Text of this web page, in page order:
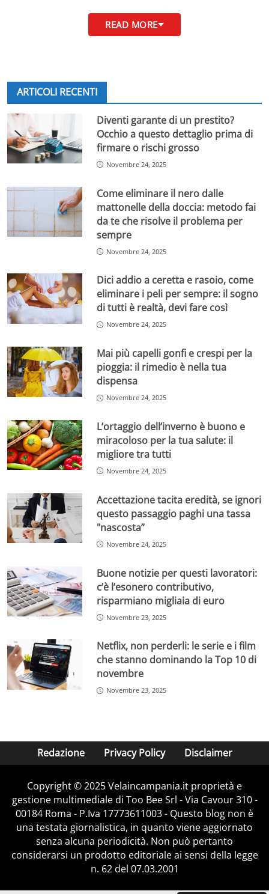
La tredicesima mensilità viene tradizionalmente
, poco prima delle festività
natalizie, per sostenere i consumi legati a regali, viaggi e
primo dicembre insieme al cedolino pensionistico.
Introdotta per la prima volta nel 1937 con il rinnovo del
CCNL degli impiegati dell’industria, la tredicesima è
diventata obbligatoria per tutti i lavoratori subordinati
con il Decreto Presidenziale n. 1070/1960. Da allora,
spetta a tutti i dipendenti
, indipendentemente dalla
indeterminato, full-time o part-time – nonché ai
pensionati e ai beneficiari di assegni sociali.
Come si calcola la tredicesima? – velaincampania.it
Il calcolo della tredicesima non corrisponde
semplicemente a uno stipendio mensile aggiuntivo.
L’importo si determina accumulando ogni mese un
rateo pari a 1/12 della retribuzione lorda
dicembre. Ciò significa che se un lavoratore ha iniziato o
percepirà una quota proporzionale al periodo
effettivamente lavorato.
Ad esempio, un dipendente assunto il 1° aprile matura
2.400 euro, la tredicesima ammonterà a circa 1.600
euro. Oltre a questo, la tredicesima risultaspesso più
bassa dello stipendio normaleperché nel suo calcolo
non si includono tutte le componenti variabili o non
obbligatorie della retribuzione, come alcune detrazioni
fiscali. Per i lavoratori part-time, inoltre, l’importo viene
proporzionato in base al monte ore effettivamente
lavorato.
È importante sottolineare che la tredicesima non sarà
circolate in precedenza.
destinatari
Spesso si fa confusione tra tredicesima e
quattordicesima, ma si tratta di due entità distinte. La
quattordicesima, infatti, non è prevista dalla legge
italiana, ma viene erogata solo in base a specifici
contratti collettivi nazionali di lavoro (CCNL) e accordi
READ MORE
ARTICOLI RECENTI
Diventi garante di un prestito?
Occhio a questo dettaglio prima di
firmare o rischi grosso
Novembre 24, 2025
Come eliminare il nero dalle
mattonelle della doccia: metodo fai
da te che risolve il problema per
sempre
Novembre 24, 2025
Dici addio a ceretta e rasoio, come
eliminare i peli per sempre: il sogno
di tutti è realtà, devi fare così
Novembre 24, 2025
Mai più capelli gonfi e crespi per la
pioggia: il rimedio è nella tua
dispensa
Novembre 24, 2025
L’ortaggio dell’inverno è buono e
miracoloso per la tua salute: il
migliore tra tutti
Novembre 24, 2025
Accettazione tacita eredità, se ignori
questo passaggio paghi una tassa
"nascosta”
Novembre 24, 2025
Buone notizie per questi lavoratori:
c’è l’esonero contributivo,
risparmiano migliaia di euro
Novembre 23, 2025
Netflix, non perderli: le serie e i film
che stanno dominando la Top 10 di
novembre
Novembre 23, 2025
Redazione Privacy Policy Disclaimer
Copyright © 2025 Velaincampania.it proprietà e
gestione multimediale di Too Bee Srl - Via Cavour 310 -
00184 Roma - P.Iva 17773611003 - Questo blog non è
una testata giornalistica, in quanto viene aggiornato
senza alcuna periodicità. Non può pertanto
considerarsi un prodotto editoriale ai sensi della legge
n. 62 del 07.03.2001